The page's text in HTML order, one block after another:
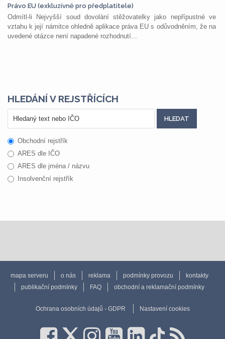
Právo EU (exkluzivně pro předplatitele)
Odmítl-li Nejvyšší soud dovolání stěžovatelky jako nepřípustné ve
vztahu k její námitce ohledně aplikace práva EU s odůvodněním, že na
uvedené otázce není napadené rozhodnutí...
HLEDÁNÍ V REJSTŘÍCÍCH
Obchodní rejstřík
ARES dle IČO
ARES dle jména / názvu
Insolvenční rejstřík
mapa serveru o nás reklama podmínky provozu
kontakty
publikační podmínky
FAQ obchodní a reklamační podmínky
Ochrana osobních údajů - GDPR Nastavení cookies